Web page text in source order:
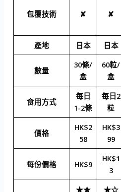
包覆技術 ✘ ✘
產地 日本 日本
數量
30條/
盒
60粒/
盒
食用方式
每日
1-2條
每日2
粒
價格
HK$2
58
HK$3
99
每份價格 HK$9
HK$1
3
★★
★☆